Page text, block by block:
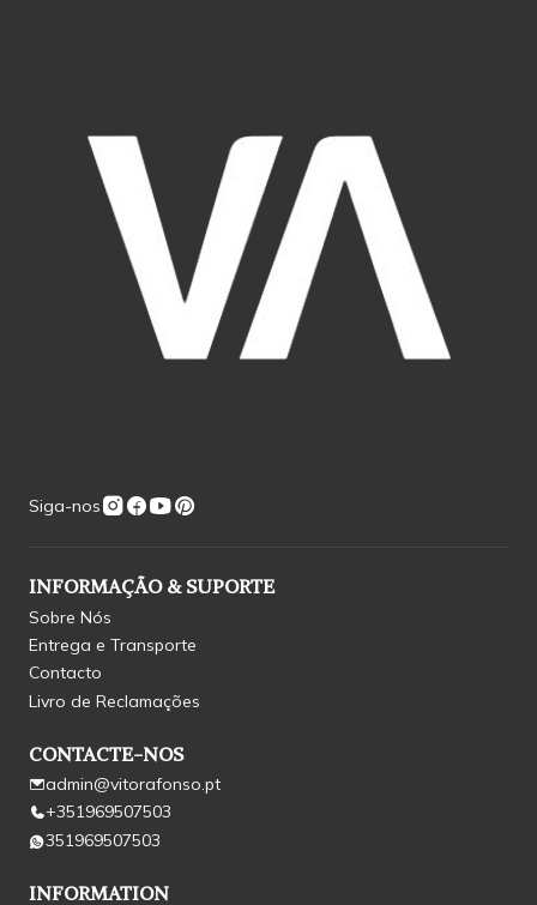
Siga-nos
INFORMAÇÃO & SUPORTE
Sobre Nós
Entrega e Transporte
Contacto
Livro de Reclamações
CONTACTE-NOS
admin@vitorafonso.pt
+351969507503
351969507503
INFORMATION